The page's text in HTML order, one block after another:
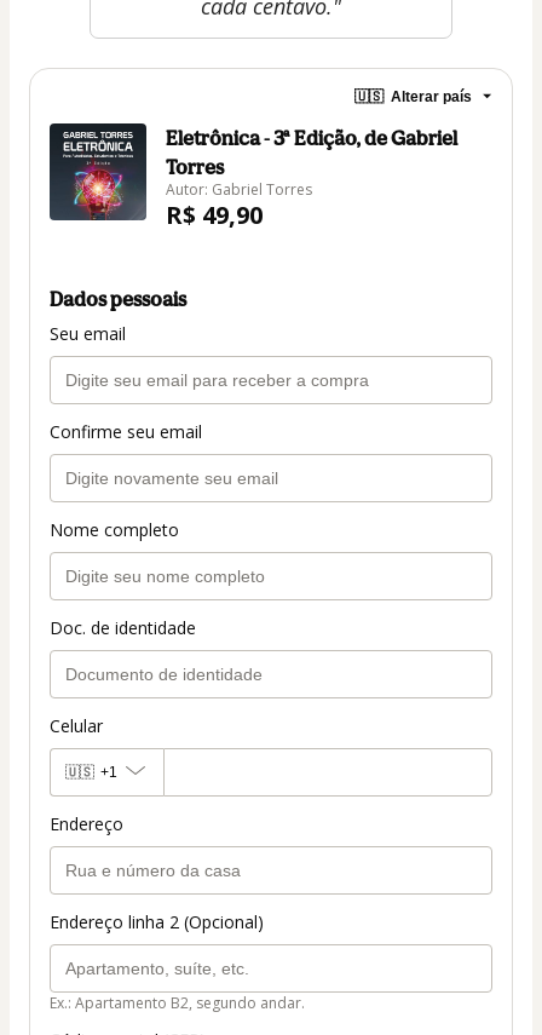
cada centavo."
🇺🇸 Alterar país
Eletrônica - 3ª Edição, de Gabriel
Torres
Autor: Gabriel Torres
R$ 49,90
Dados pessoais
Seu email
Confirme seu email
Nome completo
Doc. de identidade
Celular
🇺🇸 +1
Endereço
Endereço linha 2 (Opcional)
Ex.: Apartamento B2, segundo andar.